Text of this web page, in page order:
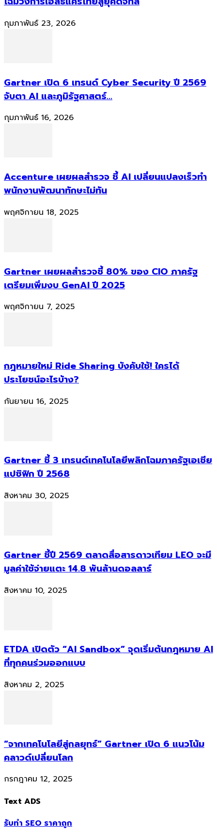
กุมภาพันธ์ 23, 2026
Gartner เปิด 6 เทรนด์ Cyber Security ปี 2569
จับตา AI และภูมิรัฐศาสตร์...
กุมภาพันธ์ 16, 2026
Accenture เผยผลสำรวจ ชี้ AI เปลี่ยนแปลงเร็วทำ
พนักงานพัฒนาทักษะไม่ทัน
พฤศจิกายน 18, 2025
Gartner เผยผลสำรวจชี้ 80% ของ CIO ภาครัฐ
เตรียมเพิ่มงบ GenAI ปี 2025
พฤศจิกายน 7, 2025
กฎหมายใหม่ Ride Sharing บังคับใช้! ใครได้
ประโยชน์อะไรบ้าง?
กันยายน 16, 2025
Gartner ชี้ 3 เทรนด์เทคโนโลยีพลิกโฉมภาครัฐเอเชีย
แปซิฟิก ปี 2568
สิงหาคม 30, 2025
Gartner ชี้ปี 2569 ตลาดสื่อสารดาวเทียม LEO จะมี
มูลค่าใช้จ่ายแตะ 14.8 พันล้านดอลลาร์
สิงหาคม 10, 2025
ETDA เปิดตัว “AI Sandbox” จุดเริ่มต้นกฎหมาย AI
ที่ทุกคนร่วมออกแบบ
สิงหาคม 2, 2025
“จากเทคโนโลยีสู่กลยุทธ์” Gartner เปิด 6 แนวโน้ม
คลาวด์เปลี่ยนโลก
กรกฎาคม 12, 2025
Text ADS
รับทำ SEO ราคาถูก